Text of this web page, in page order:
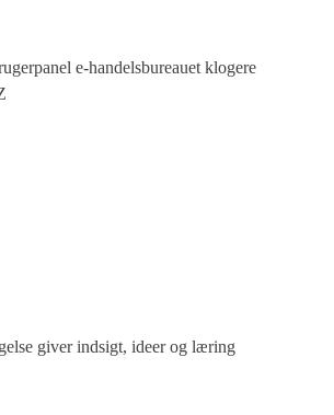
e-handelsbureauet klogere
giver indsigt, ideer og læring